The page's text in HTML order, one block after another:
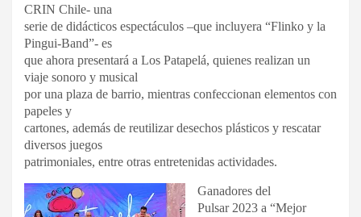
CRIN Chile- una
serie de didácticos espectáculos –que incluyera “Flinko y la
Pingui-Band”- es
que ahora presentará a Los Patapelá, quienes realizan un
viaje sonoro y musical
por una plaza de barrio, mientras confeccionan elementos con
papeles y
cartones, además de reutilizar desechos plásticos y rescatar
diversos juegos
patrimoniales, entre otras entretenidas actividades.
Ganadores del
Pulsar 2023 a “Mejor